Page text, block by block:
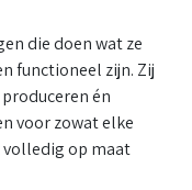
die doen wat ze
functioneel zijn. Zij
én
voor zowat elke
op maat